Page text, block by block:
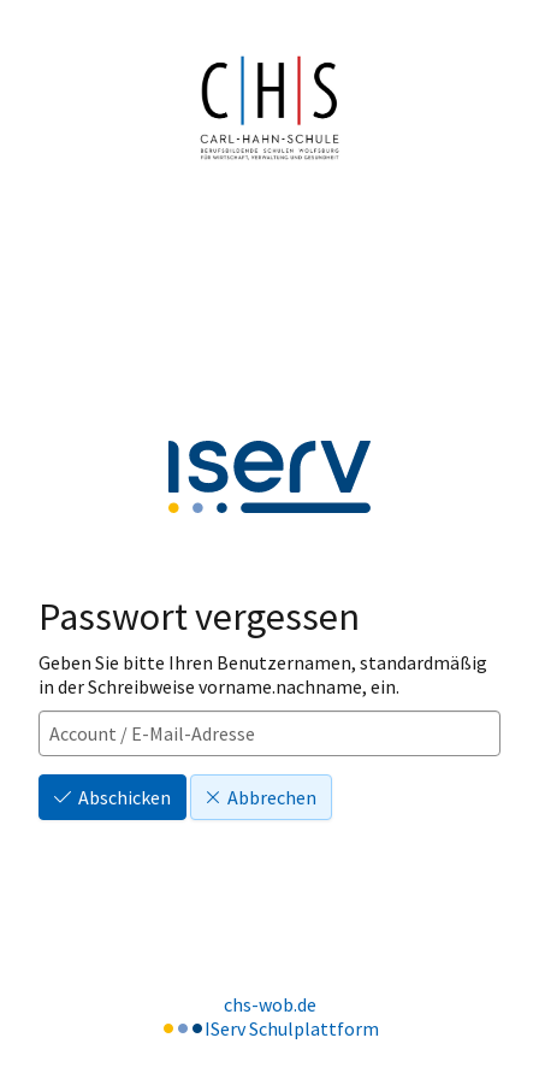
Passwort vergessen
Geben Sie bitte Ihren Benutzernamen, standardmäßig
in der Schreibweise vorname.nachname, ein.
Abschicken Abbrechen
chs-wob.de
IServ Schulplattform